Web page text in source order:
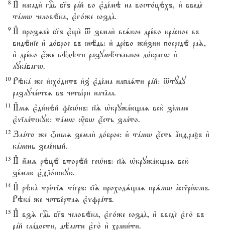
8 И# насади2 гDь бг7ъ рaй во є3де1мэ на восто1цэхъ, и3 введе2
тaмw человёка, є3го1же создA.
9 И# прозzбе2 бг7ъ є3ще2 t земли2 всsкое дре1во крaсное въ
видёніе и3 до1брое въ снёдь: и3 дре1во жи1зни посредЁ раS,
и3 дре1во є4же вёдэти разумётельное до1брагw и3
лукaвагw.
10 Рэкa же и3схо1дитъ и3з8 є3де1ма напаsти рaй: tтyду
разлучaетсz въ четы1ри нач†ла.
11 И$мz є3ди1нэй фісHнъ: сіS њкружaющаz всю2 зе1млю
є3vілaтскую: тaмw ќбw є4сть злaто.
12 Злaто же џныz земли2 до1брое: и3 тaмw є4сть ѓнfраxъ и3
кaмень зеле1ный.
13 И# и4мz рэцЁ вторёй геHнъ: сіS њкружaющаz всю2
зе1млю є3fіо1пскую.
14 И# рэкA тре1тіz тjгръ: сіS проходsщаz прsмw ґссmрjwмъ.
Рэкa же четве1ртаz є3vфрaтъ.
15 И# взS гDь бг7ъ человёка, є3го1же создA, и3 введе2 є3го2 въ
рaй слaдости, дёлати є3го2 и3 храни1ти.